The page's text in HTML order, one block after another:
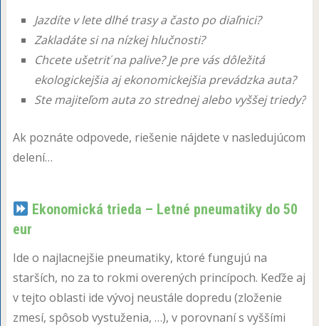
Jazdíte v lete dlhé trasy a často po diaľnici?
Zakladáte si na nízkej hlučnosti?
Chcete ušetriť na palive? Je pre vás dôležitá
ekologickejšia aj ekonomickejšia prevádzka auta?
Ste majiteľom auta zo strednej alebo vyššej triedy?
Ak poznáte odpovede, riešenie nájdete v nasledujúcom
delení…
Ekonomická trieda – Letné pneumatiky do 50
eur
Ide o najlacnejšie pneumatiky, ktoré fungujú na
starších, no za to rokmi overených princípoch. Keďže aj
v tejto oblasti ide vývoj neustále dopredu (zloženie
zmesí, spôsob vystuženia, …), v porovnaní s vyššími